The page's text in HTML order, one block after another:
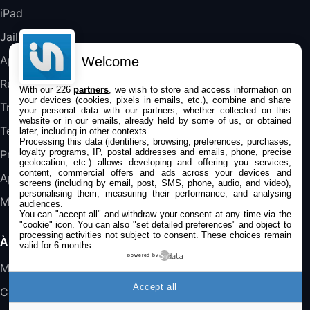
45,98€
iPad
Jailbreak
Applications
Rumeurs
Trucs & astuces
Tests
Promos
Apple
Mac
À PROPOS
Mentions légales
Confidentialité
Welcome
With our 226partners , we wish to store and access information on
your devices (cookies, pixels in emails, etc.), combine and share
your personal data with our partners, whether collected on this
website or in our emails, already held by some of us, or obtained
later, including in other contexts.
Processing this data (identifiers, browsing, preferences, purchases,
loyalty programs, IP, postal addresses and emails, phone, precise
geolocation, etc.) allows developing and offering you services,
content, commercial offers and ads across your devices and
screens (including by email, post, SMS, phone, audio, and video),
personalising them, measuring their performance, and analysing
audiences.
You can "accept all" and withdraw your consent at any time via the
"cookie" icon. You can also "set detailed preferences" and object to
processing activities not subject to consent. These choices remain
valid for 6 months.
powered by
Accept all